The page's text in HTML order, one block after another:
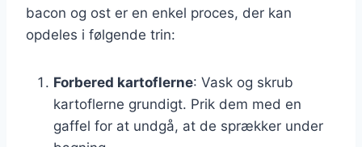
bacon og ost er en enkel proces, der kan
opdeles i følgende trin:
Forbered kartoflerne: Vask og skrub
kartoflerne grundigt. Prik dem med en
gaffel for at undgå, at de sprækker under